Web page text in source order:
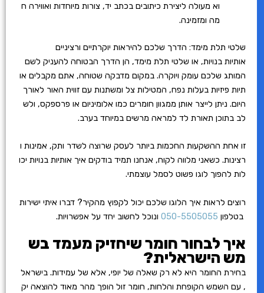
וא מעולה ליצירת כיתובים בכתב יד, צורות מיוחדות ואווירה ח
מה ומזמינה.
שלטי תלת מימד: הדרך שלכם להיראות יוקרתיים ורציניים
אותיות בנויות, או שלטי תלת מימד, הן הדרך הבטוחה להעניק לשם
המותג שלכם עומק ויוקרה. במקום מדבקה שטוחה, אתם מקבלים או
תיות פיזיות בעלות נפח, המטילות צל ומשתנות עם זווית האור לאורך
היום. ניתן לייצר אותן ממגוון חומרים כמו אלומיניום או פרספקס, ולש
לב בתוכן תאורת לד למראה מרשים במיוחד בערב.
זו אחת ההשקעות החכמות ביותר לעסק שרוצה לשדר ותק, אמינות ו
רצינות. כשאני מלווה לקוח, אנחנו תמיד בודקים איך אותיות בנויות יכו
לות להפוך לוגו פשוט לסמל עוצמתי.
רוצים לראות איך הלוגו שלכם יכול לקפוץ מהקיר? דברו איתי ישירות
בטלפון050-5505055ונוכל לחשוב יחד על אפשרויות.
איך לבחור חומר שיחזיק מעמד בש
מש הישראלית?
בחירת החומר היא לא רק שאלה של יופי, אלא של עמידות. בישראל
, עם השמש הקופחת והלחות, חומר זול הופך מהר מאוד להוצאה יק